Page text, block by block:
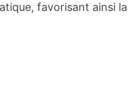
favorisant ainsi